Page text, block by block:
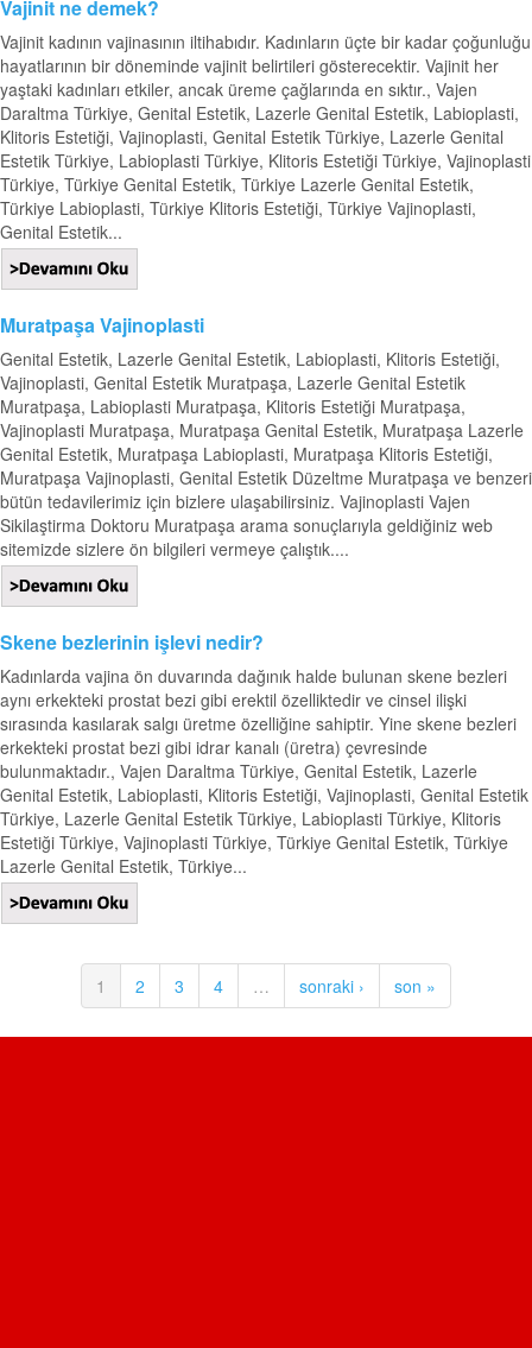
Vajinit ne demek?
Vajinit kadının vajinasının iltihabıdır. Kadınların üçte bir kadar çoğunluğu
hayatlarının bir döneminde vajinit belirtileri gösterecektir. Vajinit her
yaştaki kadınları etkiler, ancak üreme çağlarında en sıktır., Vajen
Daraltma Türkiye, Genital Estetik, Lazerle Genital Estetik, Labioplasti,
Klitoris Estetiği, Vajinoplasti, Genital Estetik Türkiye, Lazerle Genital
Estetik Türkiye, Labioplasti Türkiye, Klitoris Estetiği Türkiye, Vajinoplasti
Türkiye, Türkiye Genital Estetik, Türkiye Lazerle Genital Estetik,
Türkiye Labioplasti, Türkiye Klitoris Estetiği, Türkiye Vajinoplasti,
Genital Estetik...
Muratpaşa Vajinoplasti
Genital Estetik, Lazerle Genital Estetik, Labioplasti, Klitoris Estetiği,
Vajinoplasti, Genital Estetik Muratpaşa, Lazerle Genital Estetik
Muratpaşa, Labioplasti Muratpaşa, Klitoris Estetiği Muratpaşa,
Vajinoplasti Muratpaşa, Muratpaşa Genital Estetik, Muratpaşa Lazerle
Genital Estetik, Muratpaşa Labioplasti, Muratpaşa Klitoris Estetiği,
Muratpaşa Vajinoplasti, Genital Estetik Düzeltme Muratpaşa ve benzeri
bütün tedavilerimiz için bizlere ulaşabilirsiniz. Vajinoplasti Vajen
Sikilaştirma Doktoru Muratpaşa arama sonuçlarıyla geldiğiniz web
sitemizde sizlere ön bilgileri vermeye çalıştık....
Skene bezlerinin işlevi nedir?
Kadınlarda vajina ön duvarında dağınık halde bulunan skene bezleri
aynı erkekteki prostat bezi gibi erektil özelliktedir ve cinsel ilişki
sırasında kasılarak salgı üretme özelliğine sahiptir. Yine skene bezleri
erkekteki prostat bezi gibi idrar kanalı (üretra) çevresinde
bulunmaktadır., Vajen Daraltma Türkiye, Genital Estetik, Lazerle
Genital Estetik, Labioplasti, Klitoris Estetiği, Vajinoplasti, Genital Estetik
Türkiye, Lazerle Genital Estetik Türkiye, Labioplasti Türkiye, Klitoris
Estetiği Türkiye, Vajinoplasti Türkiye, Türkiye Genital Estetik, Türkiye
Lazerle Genital Estetik, Türkiye...
1 2 3 4 … sonraki › son »